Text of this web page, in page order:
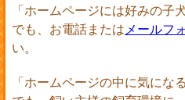
「ホームページには好みの子
でも、お電話またはメールフ
い。
「ホームページの中に気にな